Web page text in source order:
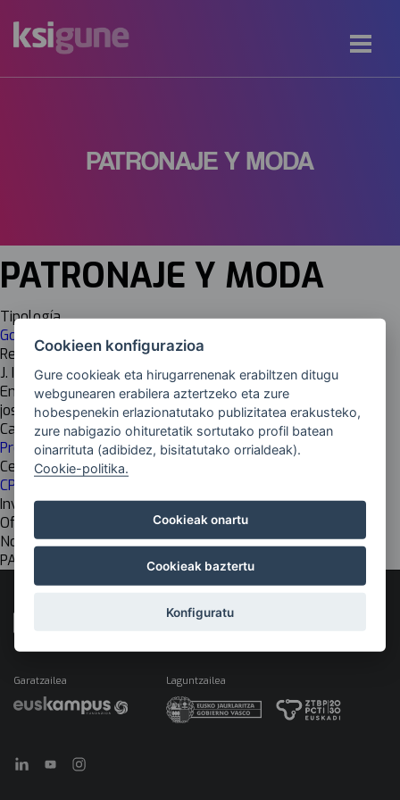
PATRONAJE Y MODA
PATRONAJE Y MODA
Tipología
Goi Mailako Gradua (LH)
Responsable
J. Ignacio Hernández
Email
josegingacio@aeg.es
Cadena de valor
Prestakuntzakoak
Centro de investigación
CPIFP CENTRO DE ESTUDIOS A.E.G. LHIPI
Investigación
Off
Nombre del grupo EU
PATROIGINTZA ETA MODA
Garatzailea Laguntzailea
Cookieen konfigurazioa
Gure cookieak eta hirugarrenenak erabiltzen ditugu
webgunearen erabilera aztertzeko eta zure
hobespenekin erlazionatutako publizitatea erakusteko,
zure nabigazio ohituretatik sortutako profil batean
oinarrituta (adibidez, bisitatutako orrialdeak).
Cookie-politika.
Cookieak onartu
Cookieak baztertu
Konfiguratu